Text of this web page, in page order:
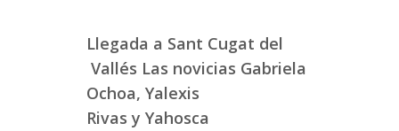
Llegada a Sant Cugat del
Vallés Las novicias Gabriela
Ochoa, Yalexis
Rivas y Yahosca